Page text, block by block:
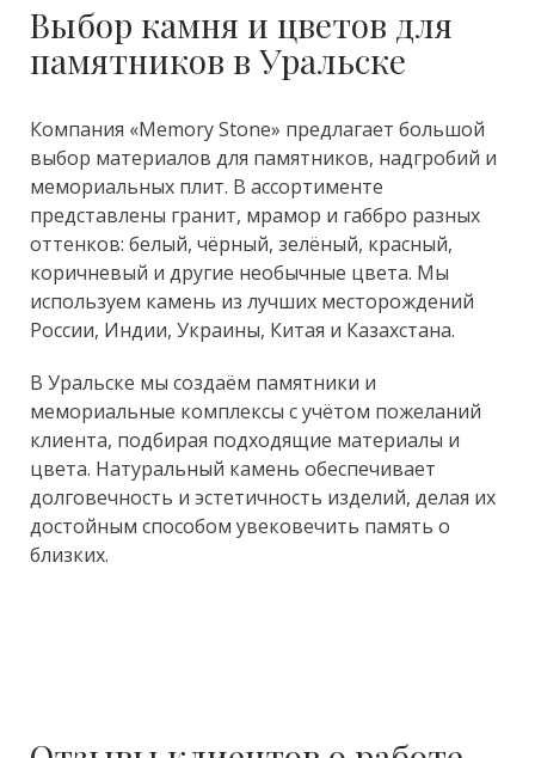
Выбор камня и цветов для
памятников в Уральске
Компания «Memory Stone» предлагает большой
выбор материалов для памятников, надгробий и
мемориальных плит. В ассортименте
представлены гранит, мрамор и габбро разных
оттенков: белый, чёрный, зелёный, красный,
коричневый и другие необычные цвета. Мы
используем камень из лучших месторождений
России, Индии, Украины, Китая и Казахстана.
В Уральске мы создаём памятники и
мемориальные комплексы с учётом пожеланий
клиента, подбирая подходящие материалы и
цвета. Натуральный камень обеспечивает
долговечность и эстетичность изделий, делая их
достойным способом увековечить память о
близких.